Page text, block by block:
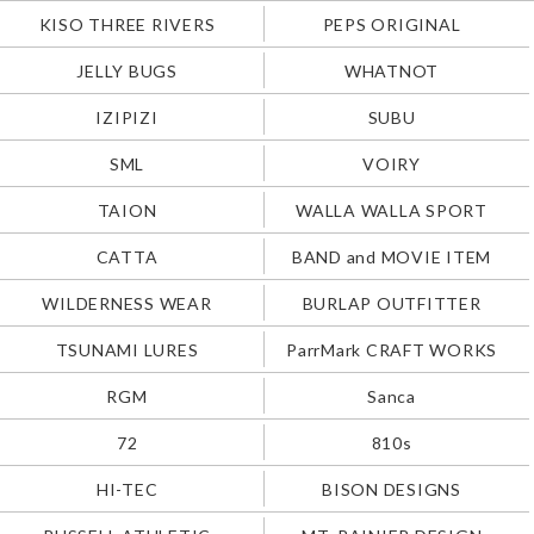
KISO THREE RIVERS PEPS ORIGINAL
JELLY BUGS WHATNOT
IZIPIZI SUBU
SML VOIRY
TAION WALLA WALLA SPORT
CATTA BAND and MOVIE ITEM
WILDERNESS WEAR BURLAP OUTFITTER
TSUNAMI LURES ParrMark CRAFT WORKS
RGM Sanca
72 810s
HI-TEC BISON DESIGNS